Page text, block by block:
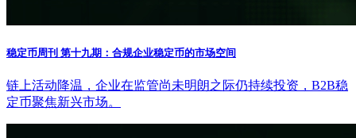
稳定币周刊 第十九期：合规企业稳定币的市场空间
链上活动降温，企业在监管尚未明朗之际仍持续投资，B2B稳
定币聚焦新兴市场。